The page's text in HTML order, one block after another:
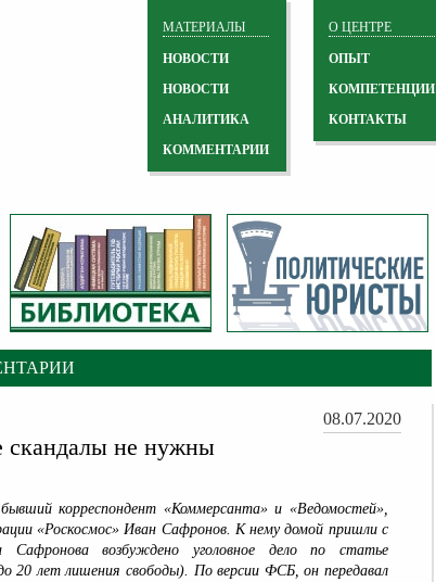
О ЦЕНТРЕ
ОПЫТ
КОМПЕТЕНЦИИ
КОНТАКТЫ
МАТЕРИАЛЫ
НОВОСТИ
НОВОСТИ
АНАЛИТИКА
КОММЕНТАРИИ
08.07.2020
не нужны
бывший корреспондент «Коммерсанта» и «Ведомостей»,
«Роскосмос» Иван Сафронов. К нему домой пришли с
возбуждено уголовное дело по статье
20 лет лишения свободы). По версии ФСБ, он передавал